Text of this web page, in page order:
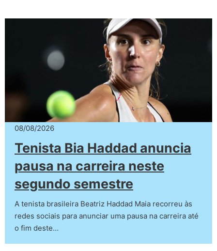
08/08/2026
Tenista Bia Haddad anuncia
pausa na carreira neste
segundo semestre
A tenista brasileira Beatriz Haddad Maia recorreu às
redes sociais para anunciar uma pausa na carreira até
o fim deste…